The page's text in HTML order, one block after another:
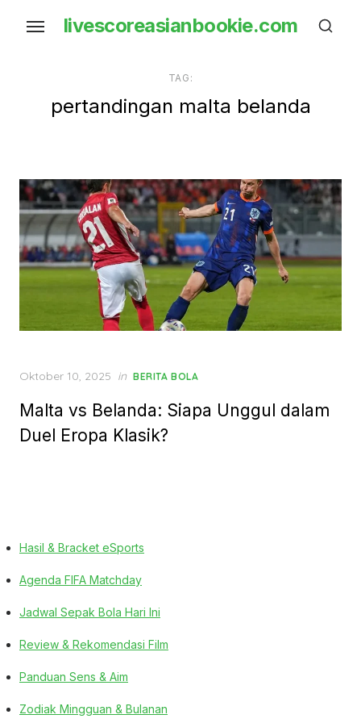
livescoreasianbookie.com
TAG:
pertandingan malta belanda
Posted
Oktober 10, 2025 in BERITA BOLA
Malta vs Belanda: Siapa Unggul dalam
Duel Eropa Klasik?
Hasil & Bracket eSports
Agenda FIFA Matchday
Jadwal Sepak Bola Hari Ini
Review & Rekomendasi Film
Panduan Sens & Aim
Zodiak Mingguan & Bulanan